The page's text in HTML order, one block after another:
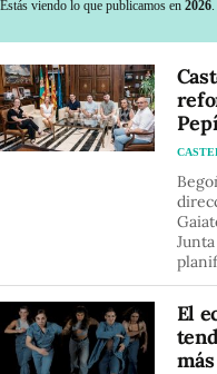
Estás viendo lo que publicamos en 2026.
El